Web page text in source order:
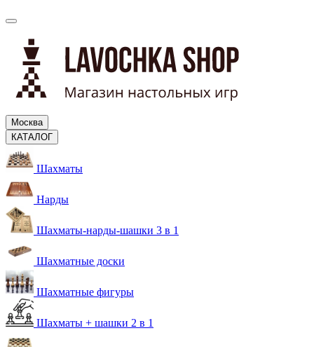
Москва
КАТАЛОГ
Шахматы
Нарды
Шахматы-нарды-шашки 3 в 1
Шахматные доски
Шахматные фигуры
Шахматы + шашки 2 в 1